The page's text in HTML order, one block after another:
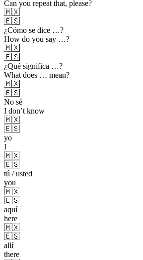
Can you repeat that, please?
🇲🇽
🇪🇸
¿Cómo se dice …?
How do you say …?
🇲🇽
🇪🇸
¿Qué significa …?
What does … mean?
🇲🇽
🇪🇸
No sé
I don’t know
🇲🇽
🇪🇸
yo
I
🇲🇽
🇪🇸
tú / usted
you
🇲🇽
🇪🇸
aquí
here
🇲🇽
🇪🇸
allí
there